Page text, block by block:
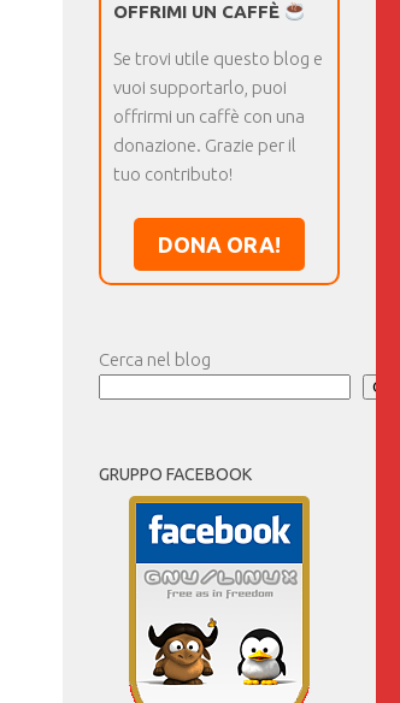
OFFRIMI UN CAFFÈ
Se trovi utile questo blog e
vuoi supportarlo, puoi
offrirmi un caffè con una
donazione. Grazie per il
tuo contributo!
DONA ORA!
Cerca nel blog
GRUPPO FACEBOOK